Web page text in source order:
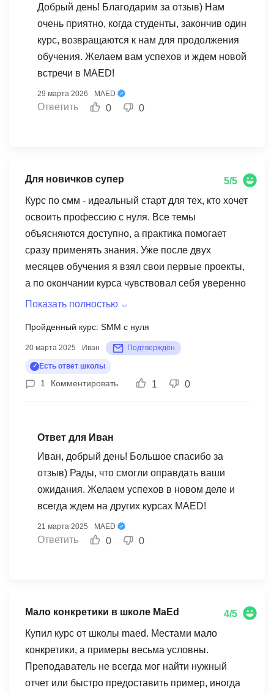
Добрый день! Благодарим за отзыв) Нам
очень приятно, когда студенты, закончив один
курс, возвращаются к нам для продолжения
обучения. Желаем вам успехов и ждем новой
встречи в MAED!
29 марта 2026 MAED
Ответить 0 0
Для новичков супер
5/5
Курс по смм - идеальный старт для тех, кто хочет
освоить профессию с нуля. Все темы
объясняются доступно, а практика помогает
сразу применять знания. Уже после двух
месяцев обучения я взял свои первые проекты,
а по окончании курса чувствовал себя уверенно
в создании контент-планов, продвижении и
они действительно помогают закрепить
материал. Отличный курс для новичков!
Показать полностью
Пройденный курс: SMM с нуля
20 марта 2025 Иван Подтверждён
Есть ответ школы
1 Комментировать 1 0
Ответ для Иван
Иван, добрый день! Большое спасибо за
отзыв) Рады, что смогли оправдать ваши
ожидания. Желаем успехов в новом деле и
всегда ждем на других курсах MAED!
21 марта 2025 MAED
Ответить 0 0
Мало конкретики в школе MaEd
4/5
Купил курс от школы maed. Местами мало
конкретики, а примеры весьма условны.
Преподаватель не всегда мог найти нужный
отчет или быстро предоставить пример, иногда